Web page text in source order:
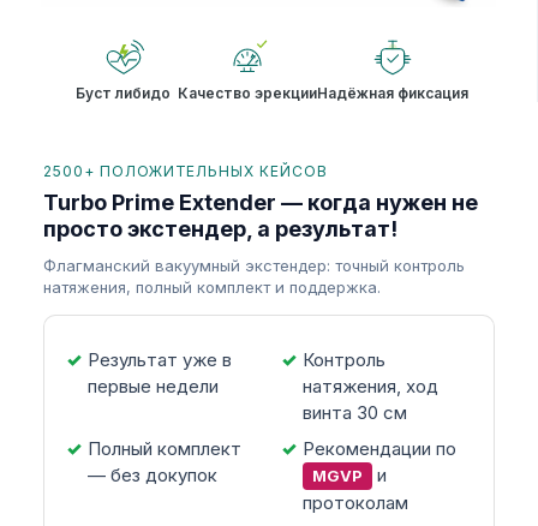
Буст либидо Качество эрекцииНадёжная фиксация
2500+ ПОЛОЖИТЕЛЬНЫХ КЕЙСОВ
Turbo Prime Extender — когда нужен не
просто экстендер, а результат!
Флагманский вакуумный экстендер: точный контроль
натяжения, полный комплект и поддержка.
Результат уже в
первые недели
Контроль
натяжения, ход
винта 30 см
Полный комплект
— без докупок
Рекомендации по
MGVP
и
протоколам